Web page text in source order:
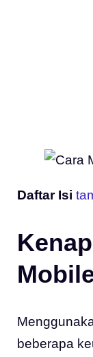
Daftar Isi
beberapa